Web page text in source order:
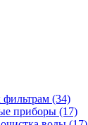
фильтрам (34)
приборы (17)